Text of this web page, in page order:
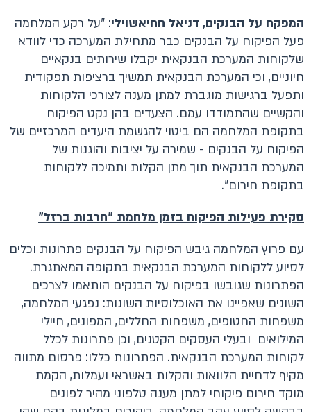
המפקח על הבנקים, דניאל חחיאשוילי: "על רקע המלחמה
פעל הפיקוח על הבנקים כבר מתחילת המערכה כדי לוודא
שלקוחות המערכת הבנקאית יקבלו שירותים בנקאיים
חיוניים, וכי המערכת הבנקאית תמשיך ברציפות תפקודית
ותפעל ברגישות מוגברת למתן מענה לצורכי הלקוחות
והקשיים שהתמודדו עמם. הצעדים בהן נקט הפיקוח
בתקופת המלחמה הם ביטוי להגשמת היעדים המרכזיים של
הפיקוח על הבנקים - שמירה על יציבות והוגנות של
המערכת הבנקאית תוך מתן הקלות ותמיכה ללקוחות
בתקופת חירום".
סקירת פעילות הפיקוח בזמן מלחמת "חרבות ברזל"
עם פרוץ המלחמה גיבש הפיקוח על הבנקים פתרונות וכלים
לסיוע ללקוחות המערכת הבנקאית בתקופה המאתגרת.
הפתרונות שגובשו בפיקוח על הבנקים הותאמו לצרכים
השונים שאפיינו את האוכלוסיות השונות: נפגעי המלחמה,
משפחות החטופים, משפחות החללים, המפונים, חיילי
המילואים ובעלי העסקים הקטנים, וכן פתרונות לכלל
לקוחות המערכת הבנקאית. הפתרונות כללו: פרסום מתווה
מקיף לדחיית הלוואות והקלות באשראי ועמלות, הקמת
מוקד חירום פיקוחי למתן מענה טלפוני מהיר לפונים